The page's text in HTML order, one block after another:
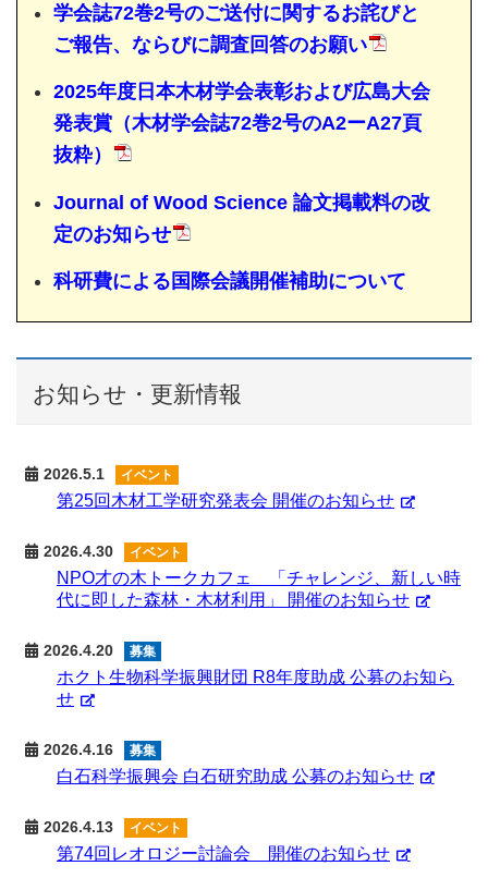
学会誌72巻2号のご送付に関するお詫びと
ご報告、ならびに調査回答のお願い
2025年度日本木材学会表彰および広島大会
発表賞（木材学会誌72巻2号のA2ーA27頁
抜粋）
Journal of Wood Science 論文掲載料の改
定のお知らせ
科研費による国際会議開催補助について
お知らせ・更新情報
2026.5.1 イベント
第25回木材工学研究発表会 開催のお知らせ
2026.4.30 イベント
NPO才の木トークカフェ 「チャレンジ、新しい時
代に即した森林・木材利用」 開催のお知らせ
2026.4.20 募集
ホクト生物科学振興財団 R8年度助成 公募のお知ら
せ
2026.4.16 募集
白石科学振興会 白石研究助成 公募のお知らせ
2026.4.13 イベント
第74回レオロジー討論会 開催のお知らせ